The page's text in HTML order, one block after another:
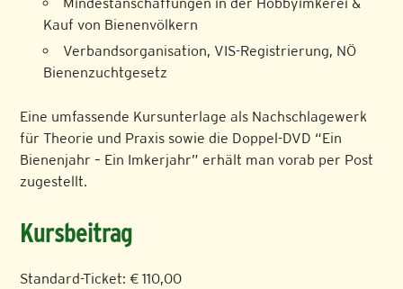
Kauf von Bienenvölkern
Verbandsorganisation, VIS-Registrierung, NÖ
Bienenzuchtgesetz
Eine umfassende Kursunterlage als Nachschlagewerk
für Theorie und Praxis sowie die Doppel-DVD “Ein
Bienenjahr – Ein Imkerjahr” erhält man vorab per Post
zugestellt.
Kursbeitrag
Standard-Ticket: € 110,00